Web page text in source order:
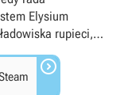
Elysium
rupieci,
przeszkodzić w
planetę. Aby
jednak kodów
